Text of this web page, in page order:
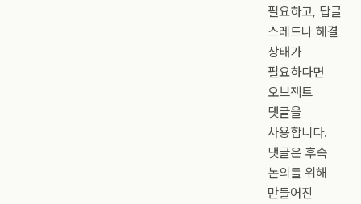
필요하고, 답글
스레드나 해결
상태가
필요하다면
오브젝트
댓글을
사용합니다.
댓글은 후속
논의를 위해
만들어진